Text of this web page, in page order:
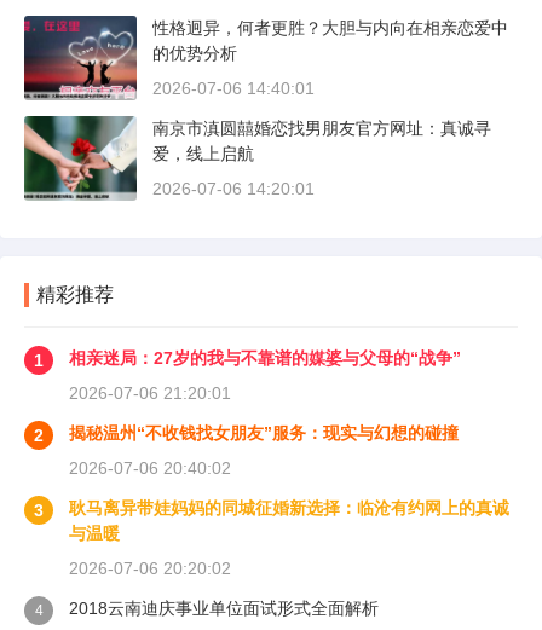
性格迥异，何者更胜？大胆与内向在相亲恋爱中
的优势分析
2026-07-06 14:40:01
南京市滇圆囍婚恋找男朋友官方网址：真诚寻
爱，线上启航
2026-07-06 14:20:01
精彩推荐
1
相亲迷局：27岁的我与不靠谱的媒婆与父母的“战争”
2026-07-06 21:20:01
2
揭秘温州“不收钱找女朋友”服务：现实与幻想的碰撞
2026-07-06 20:40:02
3
耿马离异带娃妈妈的同城征婚新选择：临沧有约网上的真诚
与温暖
2026-07-06 20:20:02
4
2018云南迪庆事业单位面试形式全面解析